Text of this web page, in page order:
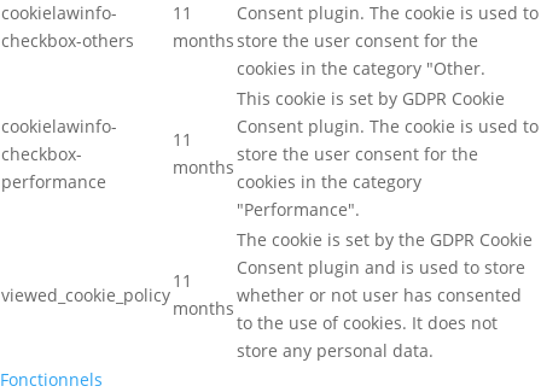
cookielawinfo-
checkbox-others
11
months
Consent plugin. The cookie is used to
store the user consent for the
cookies in the category "Other.
cookielawinfo-
checkbox-
performance
11
months
This cookie is set by GDPR Cookie
Consent plugin. The cookie is used to
store the user consent for the
cookies in the category
"Performance".
viewed_cookie_policy
11
months
The cookie is set by the GDPR Cookie
Consent plugin and is used to store
whether or not user has consented
to the use of cookies. It does not
store any personal data.
Fonctionnels